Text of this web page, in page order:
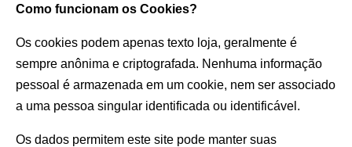
Como funcionam os Cookies?
Os cookies podem apenas texto loja, geralmente é
sempre anônima e criptografada. Nenhuma informação
pessoal é armazenada em um cookie, nem ser associado
a uma pessoa singular identificada ou identificável.
Os dados permitem este site pode manter suas